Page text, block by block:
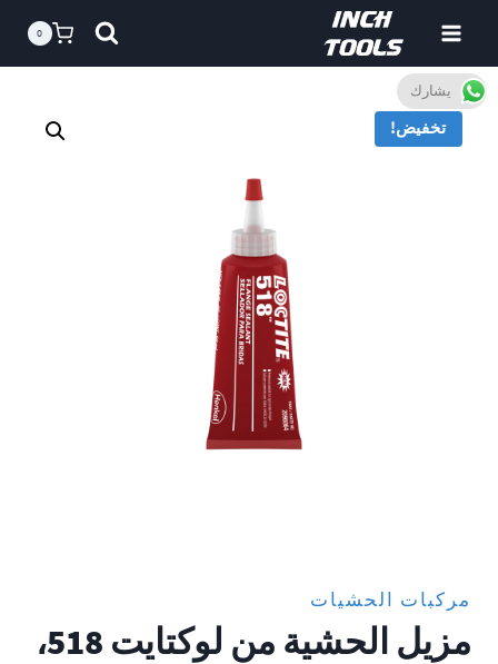
المحتوى
0
تخفيض!
مركبات الحشيات
مزيل الحشية من لوكتايت 518،
يشارك